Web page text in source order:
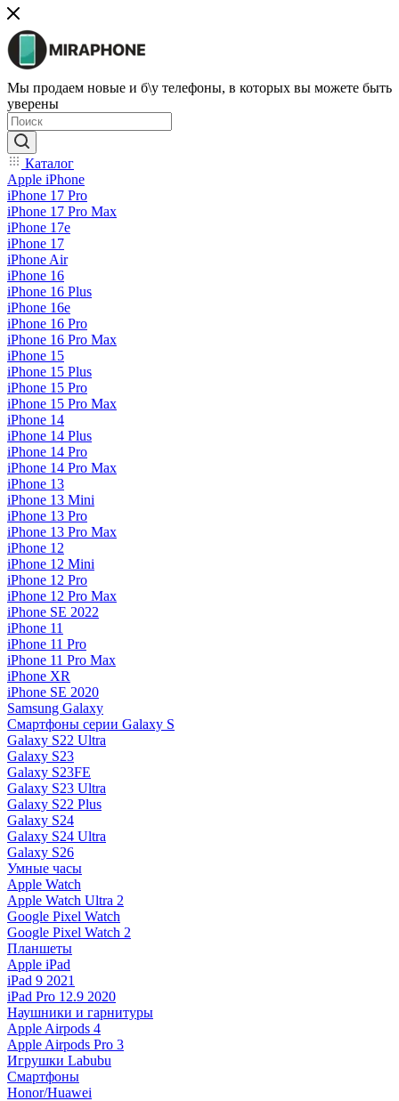
Мы продаем новые и б\у телефоны, в которых вы можете быть
уверены
Каталог
Apple iPhone
iPhone 17 Pro
iPhone 17 Pro Max
iPhone 17e
iPhone 17
iPhone Air
iPhone 16
iPhone 16 Plus
iPhone 16e
iPhone 16 Pro
iPhone 16 Pro Max
iPhone 15
iPhone 15 Plus
iPhone 15 Pro
iPhone 15 Pro Max
iPhone 14
iPhone 14 Plus
iPhone 14 Pro
iPhone 14 Pro Max
iPhone 13
iPhone 13 Mini
iPhone 13 Pro
iPhone 13 Pro Max
iPhone 12
iPhone 12 Mini
iPhone 12 Pro
iPhone 12 Pro Max
iPhone SE 2022
iPhone 11
iPhone 11 Pro
iPhone 11 Pro Max
iPhone XR
iPhone SE 2020
Samsung Galaxy
Смартфоны серии Galaxy S
Galaxy S22 Ultra
Galaxy S23
Galaxy S23FE
Galaxy S23 Ultra
Galaxy S22 Plus
Galaxy S24
Galaxy S24 Ultra
Galaxy S26
Умные часы
Apple Watch
Apple Watch Ultra 2
Google Pixel Watch
Google Pixel Watch 2
Планшеты
Apple iPad
iPad 9 2021
iPad Pro 12.9 2020
Наушники и гарнитуры
Apple Airpods 4
Apple Airpods Pro 3
Игрушки Labubu
Смартфоны
Honor/Huawei